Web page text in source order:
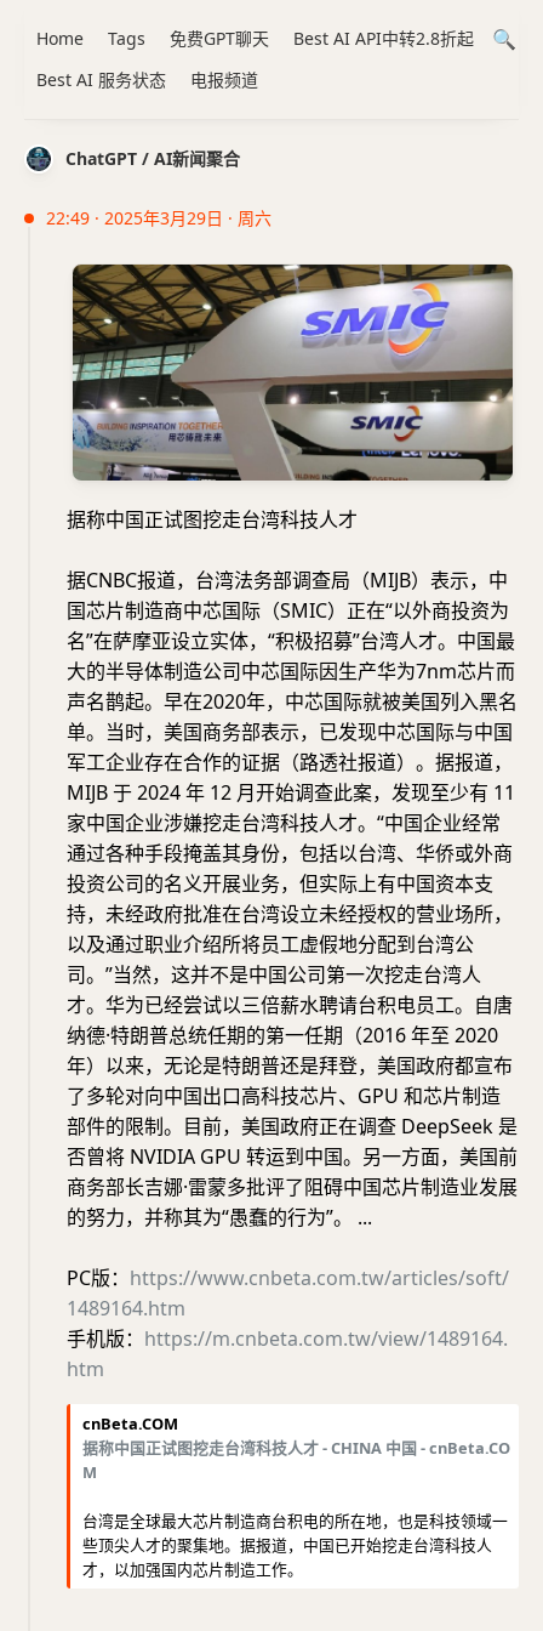
ChatGPT / AI新闻聚合
22:49 · 2025年3月29日 · 周六
据称中国正试图挖走台湾科技人才
据CNBC报道，台湾法务部调查局（MIJB）表示，中
国芯片制造商中芯国际（SMIC）正在“以外商投资为
名”在萨摩亚设立实体，“积极招募”台湾人才。中国最
大的半导体制造公司中芯国际因生产华为7nm芯片而
声名鹊起。早在2020年，中芯国际就被美国列入黑名
单。当时，美国商务部表示，已发现中芯国际与中国
军工企业存在合作的证据（路透社报道）。据报道，
MIJB 于 2024 年 12 月开始调查此案，发现至少有 11
家中国企业涉嫌挖走台湾科技人才。“中国企业经常
通过各种手段掩盖其身份，包括以台湾、华侨或外商
投资公司的名义开展业务，但实际上有中国资本支
持，未经政府批准在台湾设立未经授权的营业场所，
以及通过职业介绍所将员工虚假地分配到台湾公
司。”当然，这并不是中国公司第一次挖走台湾人
才。华为已经尝试以三倍薪水聘请台积电员工。自唐
纳德·特朗普总统任期的第一任期（2016 年至 2020
年）以来，无论是特朗普还是拜登，美国政府都宣布
了多轮对向中国出口高科技芯片、GPU 和芯片制造
部件的限制。目前，美国政府正在调查 DeepSeek 是
否曾将 NVIDIA GPU 转运到中国。另一方面，美国前
商务部长吉娜·雷蒙多批评了阻碍中国芯片制造业发展
的努力，并称其为“愚蠢的行为”。 ...
PC版： https://www.cnbeta.com.tw/articles/soft/
1489164.htm
手机版： https://m.cnbeta.com.tw/view/1489164.
htm
cnBeta.COM
据称中国正试图挖走台湾科技人才 - CHINA 中国 - cnBeta.CO
M
台湾是全球最大芯片制造商台积电的所在地，也是科技领域一
些顶尖人才的聚集地。据报道，中国已开始挖走台湾科技人
才，以加强国内芯片制造工作。
Home Tags 免费GPT聊天
Best AI API中转2.8折起
Best AI 服务状态
电报频道